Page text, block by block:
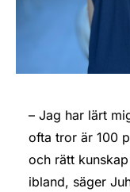
– Jag har lärt
ofta tror är 100
och rätt
ibland, säger